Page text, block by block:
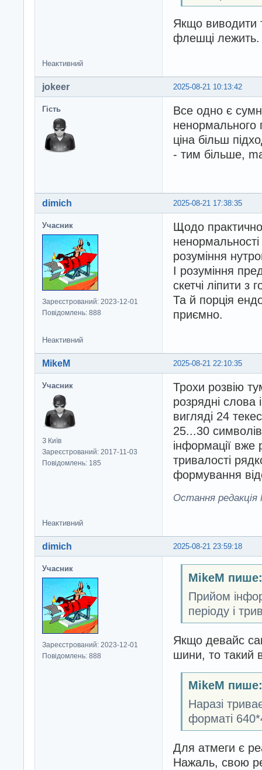
Якщо виводити
флешці лежить.
Неактивний
2025-08-21 10:13:42
jokeer
Гість
Все одно є
ціна більш
- тим більше,
2025-08-21 17:38:35
dimich
Учасник
Зареєстрований: 2023-12-01
Повідомлень: 888
Щодо
розуміння
І розуміння
скетчі ліпити з
Та й порція
приємно.
Неактивний
2025-08-21 22:10:35
MikeM
Учасник
З Київ
Зареєстрований: 2017-11-03
Повідомлень: 185
Трохи розвію
розрядні слова
вигляді 24
25...30
інформації вже
тривалості
формування
Остання редакція
Неактивний
2025-08-21 23:59:18
dimich
Учасник
Зареєстрований: 2023-12-01
Повідомлень: 888
MikeM пише:
Прийом
періоду і
Якщо девайс
шини, то такий
MikeM пише:
Наразі
форматі
Для атмеги є
Нажаль, свою